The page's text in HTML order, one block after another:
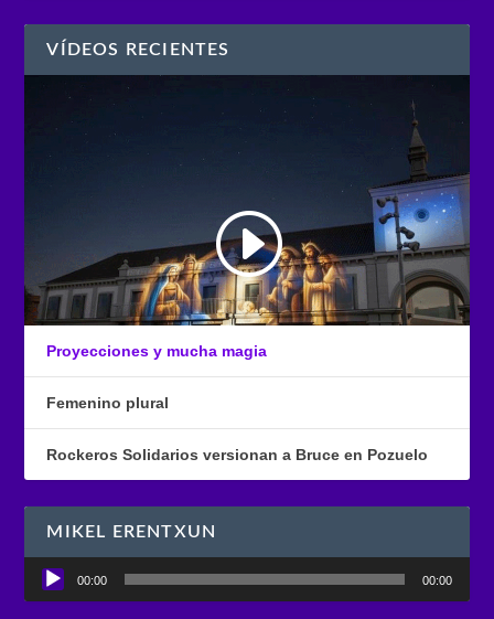
VÍDEOS RECIENTES
Proyecciones y mucha magia
Femenino plural
Rockeros Solidarios versionan a Bruce en Pozuelo
MIKEL ERENTXUN
Reproductor
00:00 00:00